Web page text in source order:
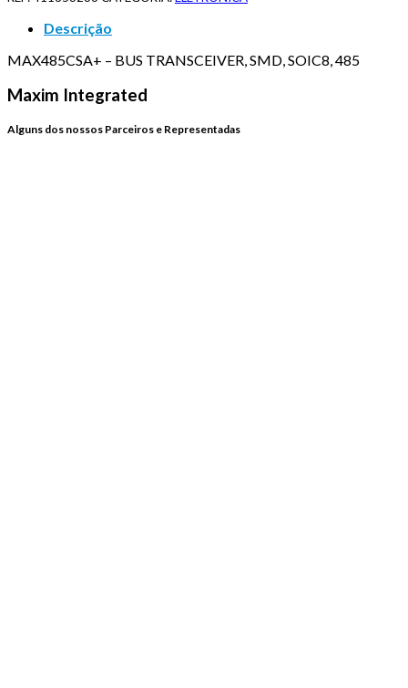
Descrição
MAX485CSA+ – BUS TRANSCEIVER, SMD, SOIC8, 485
Maxim Integrated
Alguns dos nossos Parceiros e Representadas